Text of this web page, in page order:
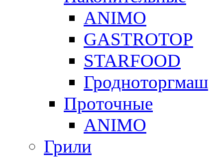
ANIMO
GASTROTOP
STARFOOD
Гродноторгмаш
Проточные
ANIMO
Грили